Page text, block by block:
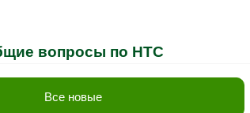
вопросы по HTC
Все новые